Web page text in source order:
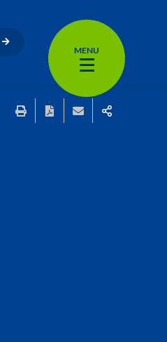
MENU